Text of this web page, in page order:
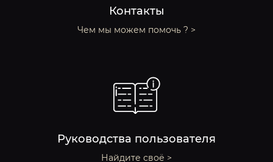
Контакты
Чем мы можем помочь ? >
Руководства пользователя
Найдите своё >